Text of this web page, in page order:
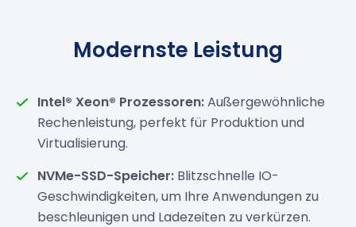
Modernste Leistung
Intel® Xeon® Prozessoren:Außergewöhnliche
Rechenleistung, perfekt für Produktion und
Virtualisierung.
NVMe-SSD-Speicher: Blitzschnelle IO-
Geschwindigkeiten, um Ihre Anwendungen zu
beschleunigen und Ladezeiten zu verkürzen.